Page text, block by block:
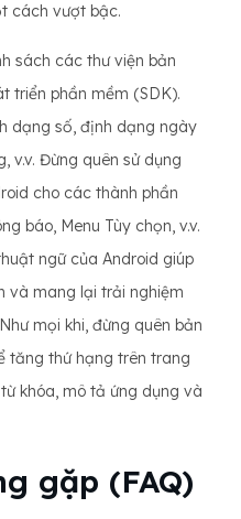
cách vượt bậc.
sách các thư viện bản
triển phần mềm (SDK).
dạng số, định dạng ngày
v.v. Đừng quên sử dụng
cho các thành phần
báo, Menu Tùy chọn, v.v.
ngữ của Android giúp
và mang lại trải nghiệm
mọi khi, đừng quên bản
tăng thứ hạng trên trang
khóa, mô tả ứng dụng và
gặp (FAQ)